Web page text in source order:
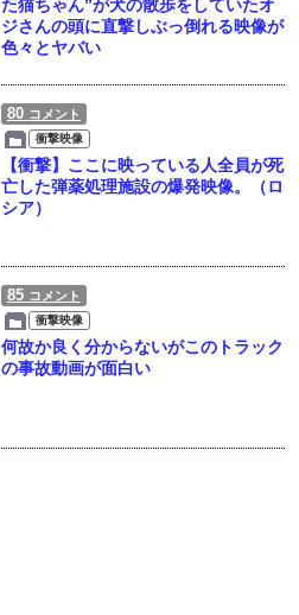
た猫ちゃん”が犬の散歩をしていたオ
ジさんの頭に直撃しぶっ倒れる映像が
色々とヤバい
80 コメント
衝撃映像
【衝撃】ここに映っている人全員が死
亡した弾薬処理施設の爆発映像。（ロ
シア）
85 コメント
衝撃映像
何故か良く分からないがこのトラック
の事故動画が面白い